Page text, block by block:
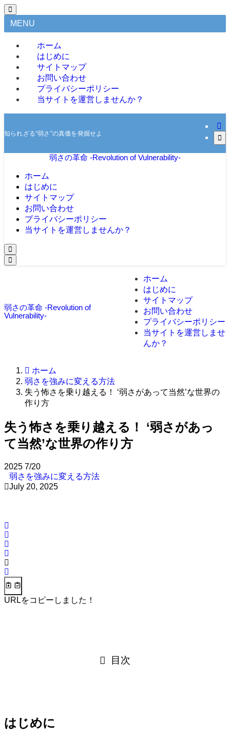
MENU
ホーム
はじめに
サイトマップ
お問い合わせ
プライバシーポリシー
当サイトを運営しませんか？
知られざる“弱さ”の真価を発掘せよ
弱さの革命 -Revolution of Vulnerability-
ホーム
はじめに
サイトマップ
お問い合わせ
プライバシーポリシー
当サイトを運営しませんか？
弱さの革命 -Revolution of
Vulnerability-
ホーム
はじめに
サイトマップ
お問い合わせ
プライバシーポリシー
当サイトを運営しませ
んか？
ホーム
弱さを強みに変える方法
失う怖さを乗り越える！ ‘弱さがあって当然’な世界の
作り方
失う怖さを乗り越える！ ‘弱さがあっ
て当然’な世界の作り方
2025 7/20
弱さを強みに変える方法
July 20, 2025
URLをコピーしました！
目次
はじめに